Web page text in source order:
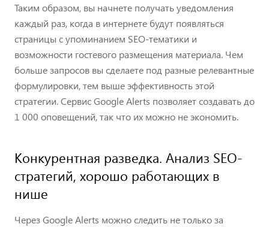
Таким образом, вы начнете получать уведомления
каждый раз, когда в интернете будут появляться
страницы с упоминанием SEO-тематики и
возможности гостевого размещения материала. Чем
больше запросов вы сделаете под разные релевантные
формулировки, тем выше эффективность этой
стратегии. Сервис Google Alerts позволяет создавать до
1 000 оповещений, так что их можно не экономить.
Конкурентная разведка. Анализ SEO-
стратегий, хорошо работающих в
нише
Через Google Alerts можно следить не только за